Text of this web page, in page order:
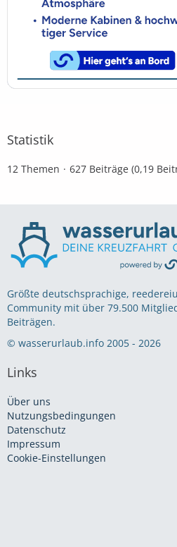
Statistik
12 Themen 627 Beiträge (0,19
Größte deutschsprachige,
Community mit über 79.500
Beiträgen.
© wasserurlaub.info 2005 - 2026
Links
Über uns
Nutzungsbedingungen
Datenschutz
Impressum
Cookie-Einstellungen